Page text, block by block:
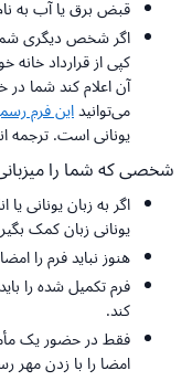
قبض برق یا آب به
اگر شخص دیگری
کپی از قرارداد
آن اعلام کند شما در
می‌توانیداین فرم
یونانی است. ترجمه
شخصی که شما را
اگر به زبان یونانی
یونانی زبان کمک
هنوز نباید فرم را
کند.
امضا را با زدن مهر